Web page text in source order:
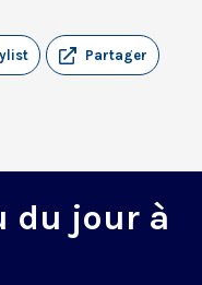
Partager
du jour à